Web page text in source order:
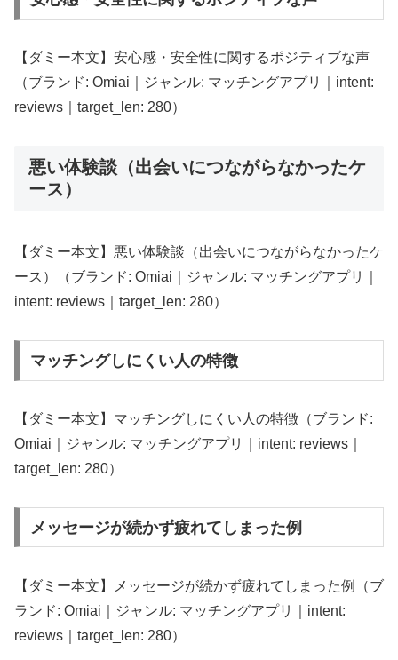
【ダミー本文】安心感・安全性に関するポジティブな声
（ブランド: Omiai｜ジャンル: マッチングアプリ｜intent:
reviews｜target_len: 280）
悪い体験談（出会いにつながらなかったケ
ース）
【ダミー本文】悪い体験談（出会いにつながらなかったケ
ース）（ブランド: Omiai｜ジャンル: マッチングアプリ｜
intent: reviews｜target_len: 280）
マッチングしにくい人の特徴
【ダミー本文】マッチングしにくい人の特徴（ブランド:
Omiai｜ジャンル: マッチングアプリ｜intent: reviews｜
target_len: 280）
メッセージが続かず疲れてしまった例
【ダミー本文】メッセージが続かず疲れてしまった例（ブ
ランド: Omiai｜ジャンル: マッチングアプリ｜intent:
reviews｜target_len: 280）